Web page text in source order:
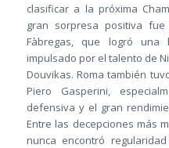
clasificar a la próxima
gran sorpresa positiva fue
Fàbregas, que logró una
impulsado por el talento de
Douvikas. Roma también
Piero Gasperini,
defensiva y el gran
Entre las decepciones más
nunca encontró